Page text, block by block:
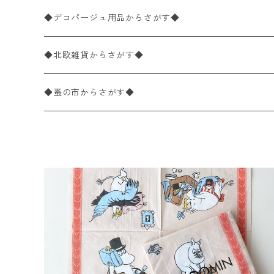
ペーパーナプキン10枚入りパック
ライスペーパー
ペーパーリネンナプキン
ワックスペーパー
デコパージュ用品
シリコンモールド
パック売り
バラ売り
パック売り
40×40cm（ディナーサイズ）
バラ売り
パック売り
21×21cm（ポケットサイズ）
バラ売り
33cm（ラウンド）
植物・グリーン柄
動物・鳥・昆虫・蝶柄
海・魚柄
食べ物・フルーツ・野菜・ドリンク柄
食器・カトラリー柄
洋服・靴柄
ドイツ製 IHR/イア
ランチサイズ
カクテルサイズ
ドイツ製 Ambiente/アンビエンテ
ランチサイズ
ドイツ製 Paperproducts Design
カクテルサイズ
ドイツ製 ti-flair/ティーフレア
ランチサイズ
カクテルサイズ
ドイツ製 PAW/パウ
ランチサイズ
ドイツ製 Daisy/デイジー
◆デコパージュ用品からさがす◆
デコパージュ液
デコパージュ下地
デコパージュはさみ
3Dデコパージュ
コーティング液
◆北欧雑貨からさがす◆
シリコンモールド
トレイ
ポスター・カレンダー
◆蚤の市からさがす◆
北欧雑貨
デコパージュ用品